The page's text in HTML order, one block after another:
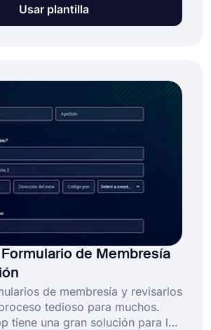
miembros, forms.app
Usar plantilla
de Membresía
de membresía y revisarlos
tedioso para muchos.
tiene una gran solución para las